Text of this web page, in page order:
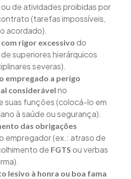
ou de atividades proibidas por
(tarefas impossíveis,
acordado).
rigor excessivo do
superiores hierárquicos
severas).
empregado a perigo
considerável no
suas funções (colocá-lo em
à saúde ou segurança).
das obrigações
empregador (ex.: atraso de
de FGTS ou verbas
lesivo à honra ou boa fama